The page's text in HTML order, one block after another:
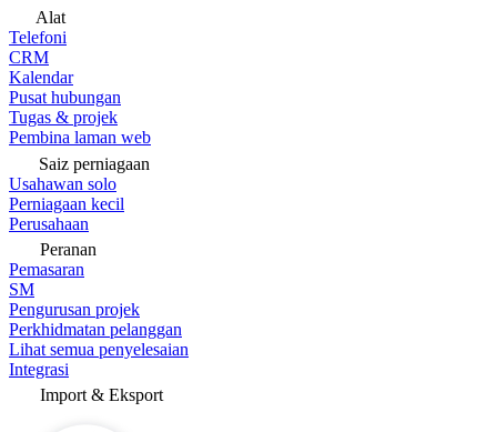
Alat
Telefoni
CRM
Kalendar
Pusat hubungan
Tugas & projek
Pembina laman web
Saiz perniagaan
Usahawan solo
Perniagaan kecil
Perusahaan
Peranan
Pemasaran
SM
Pengurusan projek
Perkhidmatan pelanggan
Lihat semua penyelesaian
Integrasi
Import & Eksport